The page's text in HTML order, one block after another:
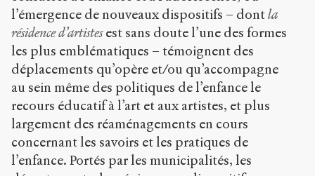
l’émergence de nouveaux dispositifs – dontla
résidence d’artistesest sans doute l’une des formes
les plus emblématiques – témoignent des
déplacements qu’opère et/ou qu’accompagne
au sein même des politiques de l’enfance le
recours éducatif à l’art et aux artistes, et plus
largement des réaménagements en cours
concernant les savoirs et les pratiques de
l’enfance. Portés par les municipalités, les